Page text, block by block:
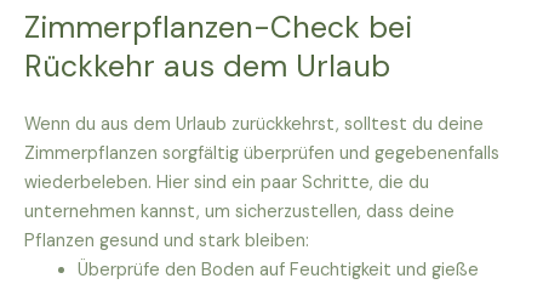
Zimmerpflanzen-Check bei
Rückkehr aus dem Urlaub
Wenn du aus dem Urlaub zurückkehrst, solltest du deine
Zimmerpflanzen sorgfältig überprüfen und gegebenenfalls
wiederbeleben. Hier sind ein paar Schritte, die du
unternehmen kannst, um sicherzustellen, dass deine
Pflanzen gesund und stark bleiben:
Überprüfe den Boden auf Feuchtigkeit und gieße